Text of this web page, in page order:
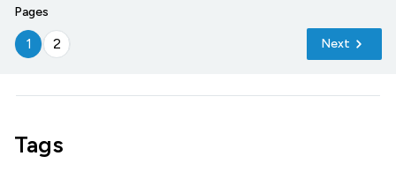
Pages
1 2 Next
Tags